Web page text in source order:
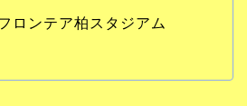
ロンテア柏スタジアム